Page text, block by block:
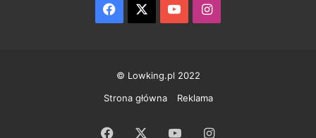
Facebook YouTubeInstagram
© Lowking.pl 2022
Strona główna
Reklama
Facebook YouTubeInstagram